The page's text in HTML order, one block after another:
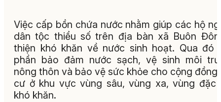
Việc cấp bồn chứa nước nhằm giúp các hộ
dân tộc thiểu số trên địa bàn xã Buôn
thiện khó khăn về nước sinh hoạt. Qua đó
phần bảo đảm nước sạch, vệ sinh môi
nông thôn và bảo vệ sức khỏe cho cộng đồng
cư ở khu vực vùng sâu, vùng xa, vùng đặc
khó khăn.